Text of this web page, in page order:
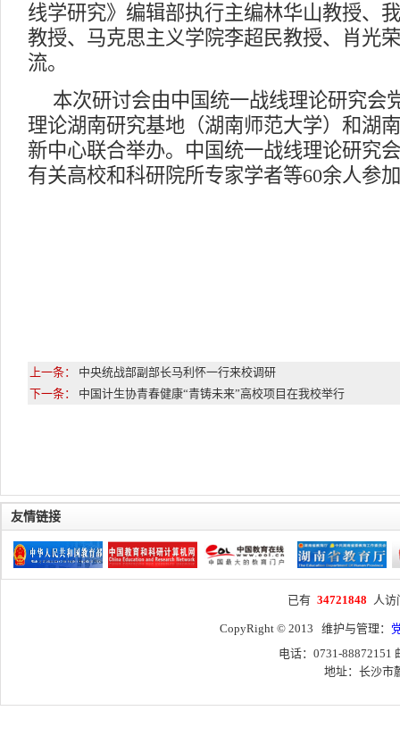
线学研究》编辑部执行主编林华山教授、
教授、马克思主义学院李超民教授、肖光
流。
本次研讨会由中国统一战线理论研究会
理论湖南研究基地（湖南师范大学）和湖
新中心联合举办。中国统一战线理论研究
有关高校和科研院所专家学者等60余人参
上一条： 中央统战部副部长马利怀一行来校调研
下一条： 中国计生协青春健康“青铸未来”高校项目在我校举行
友情链接
已有 34721848 人
CopyRight © 2013 维护与管理：
电话：0731-88872151
地址：长沙市